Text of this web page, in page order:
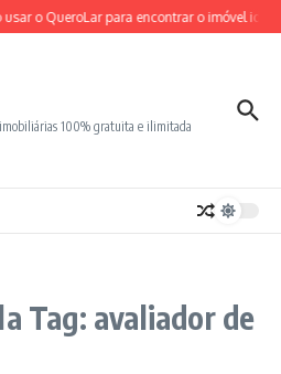
usar o QueroLar para encontrar o imóvel
100% gratuita e ilimitada
Tag: avaliador de